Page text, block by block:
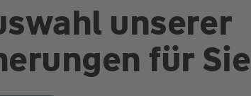
unserer
für Sie